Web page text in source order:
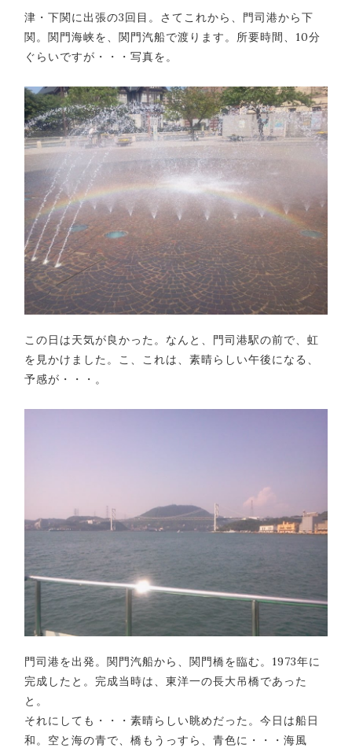
津・下関に出張の3回目。さてこれから、門司港から下
関。関門海峡を、関門汽船で渡ります。所要時間、10分
ぐらいですが・・・写真を。
この日は天気が良かった。なんと、門司港駅の前で、虹
を見かけました。こ、これは、素晴らしい午後になる、
予感が・・・。
門司港を出発。関門汽船から、関門橋を臨む。1973年に
完成したと。完成当時は、東洋一の長大吊橋であった
と。
それにしても・・・素晴らしい眺めだった。今日は船日
和。空と海の青で、橋もうっすら、青色に・・・海風